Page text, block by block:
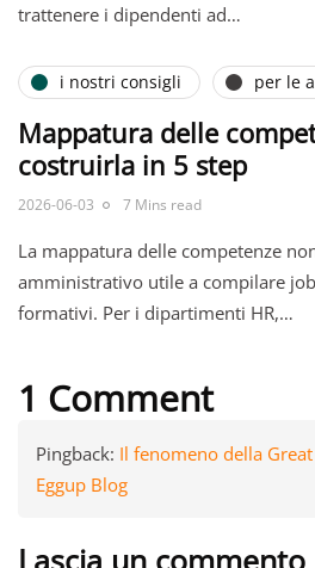
trattenere i dipendenti ad…
i nostri consigli per le
Mappatura delle
costruirla in 5 step
2026-06-03 7 Mins read
La mappatura delle competenze
amministrativo utile a compilare
formativi. Per i dipartimenti HR,…
1 Comment
Pingback: Il fenomeno della
Eggup Blog
Lascia un commento